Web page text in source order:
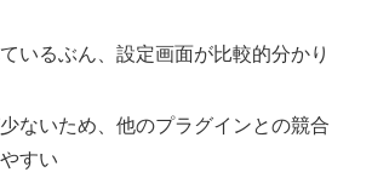
いるぶん、設定画面が比較的分かり
ないため、他のプラグインとの競合
すい